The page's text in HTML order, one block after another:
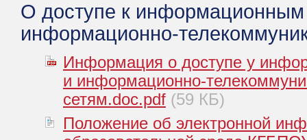
О доступе к
информационно-
Информация о доступе у
и информационно-
сетям.doc.pdf (59 КБ)
Положение об электронной